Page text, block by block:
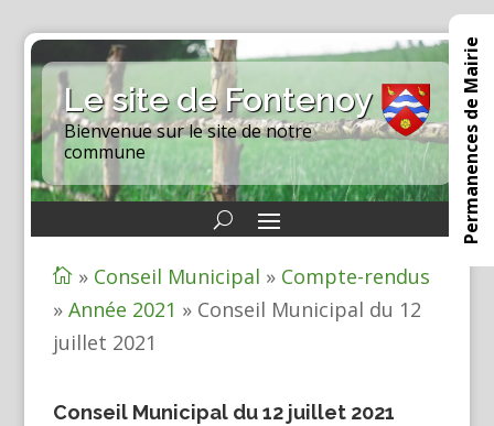
Le site de Fontenoy
Bienvenue sur le site de notre
commune
Permanences de Mairie
» Conseil Municipal » Compte-rendus
» Année 2021 » Conseil Municipal du 12
juillet 2021
Conseil Municipal du 12 juillet 2021